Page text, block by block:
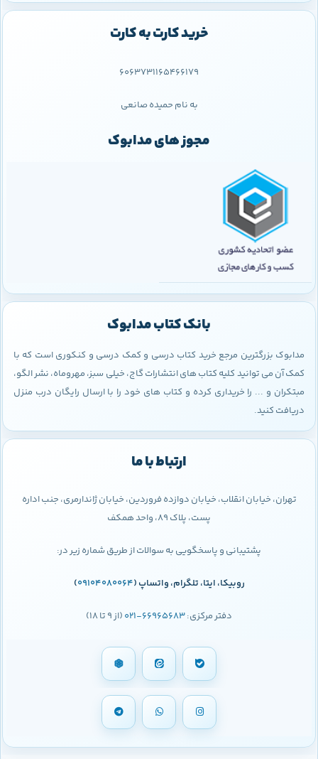
خرید کارت به کارت
6063731165466179
به نام حمیده صانعی
مجوز های مدابوک
بانک کتاب مدابوک
مدابوک بزرگترین مرجع خرید کتاب درسی و کمک درسی و کنکوری است که با
کمک آن می توانید کلیه کتاب های انتشارات گاج، خیلی سبز، مهروماه، نشر الگو،
مبتکران و ... را خریداری کرده و کتاب های خود را با ارسال رایگان درب منزل
دریافت کنید.
ارتباط با ما
تهران، خیابان انقلاب، خیابان دوازده فروردین، خیابان ژاندارمری، جنب اداره
پست، پلاک 89، واحد همکف
پشتیبانی و پاسخگویی به سوالات از طریق شماره زیر در:
روبیکا، ایتا، تلگرام، واتساپ (09104080064
)
دفتر مرکزی:66965683-021 (از 9 تا 18)